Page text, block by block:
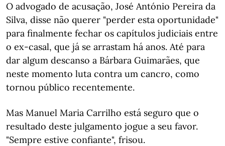
O advogado de acusação, José António Pereira da
Silva, disse não querer "perder esta oportunidade"
para finalmente fechar os capítulos judiciais entre
o ex-casal, que já se arrastam há anos. Até para
dar algum descanso a Bárbara Guimarães, que
neste momento luta contra um cancro, como
tornou público recentemente.
Mas Manuel Maria Carrilho está seguro que o
resultado deste julgamento jogue a seu favor.
"Sempre estive confiante", frisou.